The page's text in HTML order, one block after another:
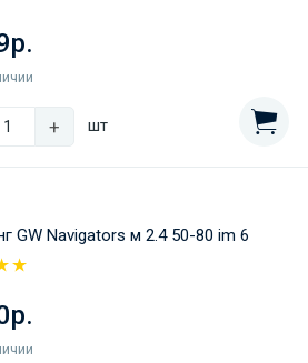
+ шт
GW Navigators м 2.4 50-80 im 6